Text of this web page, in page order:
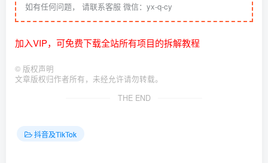
如有任何问题， 请联系客服 微信：yx-q-cy
加入VIP，可免费下载全站所有项目的拆解教程
© 版权声明
文章版权归作者所有，未经允许请勿转载。
THE END
抖音及TikTok